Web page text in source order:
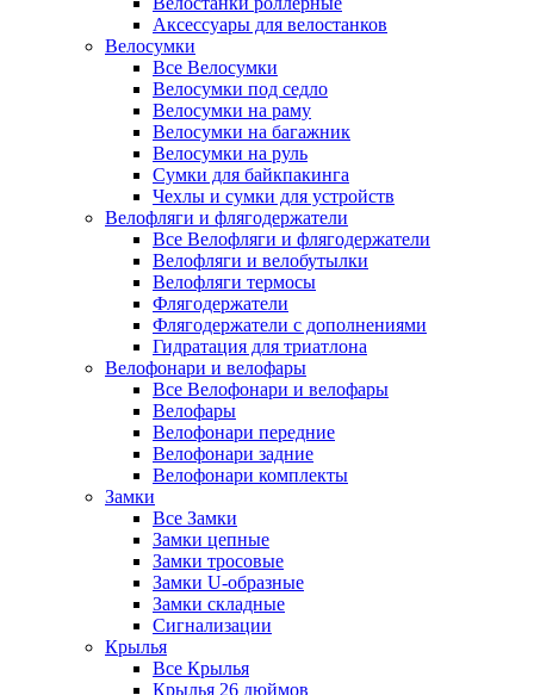
Аксессуары для велостанков
Велосумки
Все Велосумки
Велосумки под седло
Велосумки на раму
Велосумки на багажник
Велосумки на руль
Сумки для байкпакинга
Чехлы и сумки для устройств
Велофляги и флягодержатели
Все Велофляги и флягодержатели
Велофляги и велобутылки
Велофляги термосы
Флягодержатели
Флягодержатели с дополнениями
Гидратация для триатлона
Велофонари и велофары
Все Велофонари и велофары
Велофары
Велофонари передние
Велофонари задние
Велофонари комплекты
Замки
Все Замки
Замки цепные
Замки тросовые
Замки U-образные
Замки складные
Сигнализации
Крылья
Все Крылья
Крылья 26 дюймов